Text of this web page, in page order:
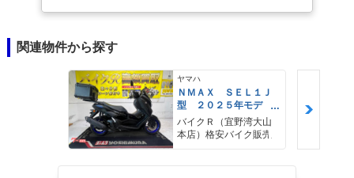
関連物件から探す
ヤマハ
ＮＭＡＸ ＳＥＬ１Ｊ
型 ２０２５年モデ
ル ＡＢＳ キーレ
ス リアキャリア リ
アＢＯＸ
バイクＲ（宜野湾大山
本店）格安バイク販売